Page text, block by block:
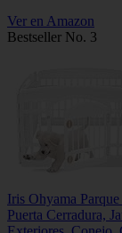
Ver en Amazon
Bestseller No. 3
Iris Ohyama
Puerta Cerradura,